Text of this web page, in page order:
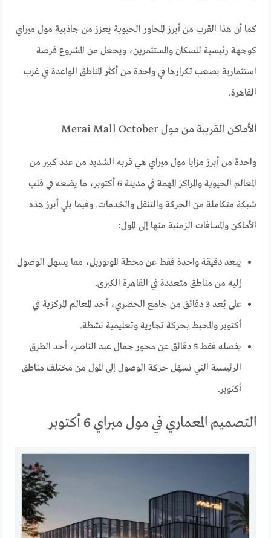
كما أن هذا القرب من أبرز المحاور الحيوية يعزز من جاذبية مول ميراي
كوجهة رئيسية للسكان والمستثمرين، ويجعل من المشروع فرصة
استثمارية يصعب تكرارها في واحدة من أكثر المناطق الواعدة في غرب
القاهرة.
الأماكن القريبة من مول Merai Mall October
واحدة من أبرز مزايا مول ميراي هي قربه الشديد من عدد كبير من
المعالم الحيوية والمراكز المهمة في مدينة 6 أكتوبر، ما يضعه في قلب
شبكة متكاملة من الحركة والتنقل والخدمات. وفيما يلي أبرز هذه
الأماكن والمسافات الزمنية منها إلى المول:
يبعد دقيقة واحدة فقط عن محطة المونوريل، مما يسهل الوصول
إليه من مناطق متعددة في القاهرة الكبرى.
على بُعد 3 دقائق من جامع الحصري، أحد المعالم المركزية في
أكتوبر والمحيط بحركة تجارية وتعليمية نشطة.
يفصله فقط 5 دقائق عن محور جمال عبد الناصر، أحد الطرق
الرئيسية التي تسهّل حركة الوصول إلى المول من مختلف مناطق
أكتوبر.
التصميم المعماري في مول ميراي 6 أكتوبر